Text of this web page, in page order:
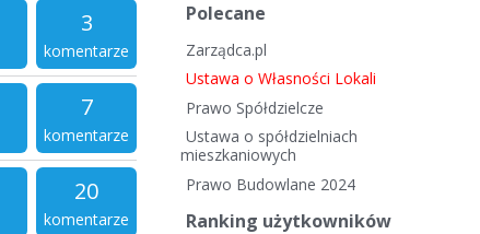
3
komentarze
7
komentarze
20
komentarze
Polecane
Zarządca.pl
Ustawa o Własności Lokali
Prawo Spółdzielcze
Ustawa o spółdzielniach
mieszkaniowych
Prawo Budowlane 2024
Ranking użytkowników